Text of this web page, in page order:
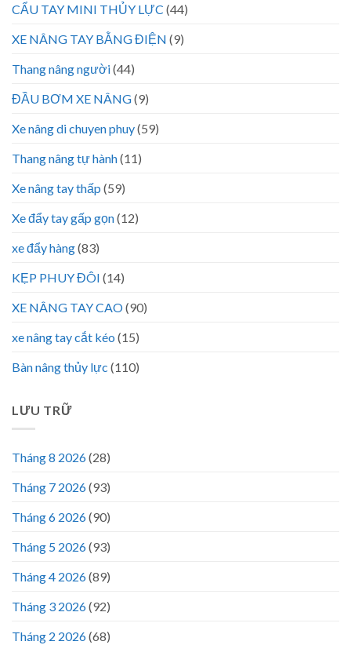
CẨU TAY MINI THỦY LỰC (44)
XE NÂNG TAY BẰNG ĐIỆN (9)
Thang nâng người(44)
ĐẦU BƠM XE NÂNG(9)
Xe nâng di chuyen phuy(59)
Thang nâng tự hành(11)
Xe nâng tay thấp (59)
Xe đẩy tay gấp gọn(12)
xe đẩy hàng(83)
KẸP PHUY ĐÔI (14)
XE NÂNG TAY CAO(90)
xe nâng tay cắt kéo (15)
Bàn nâng thủy lực (110)
LƯU TRỮ
Tháng 8 2026(28)
Tháng 7 2026(93)
Tháng 6 2026(90)
Tháng 5 2026(93)
Tháng 4 2026(89)
Tháng 3 2026(92)
Tháng 2 2026(68)